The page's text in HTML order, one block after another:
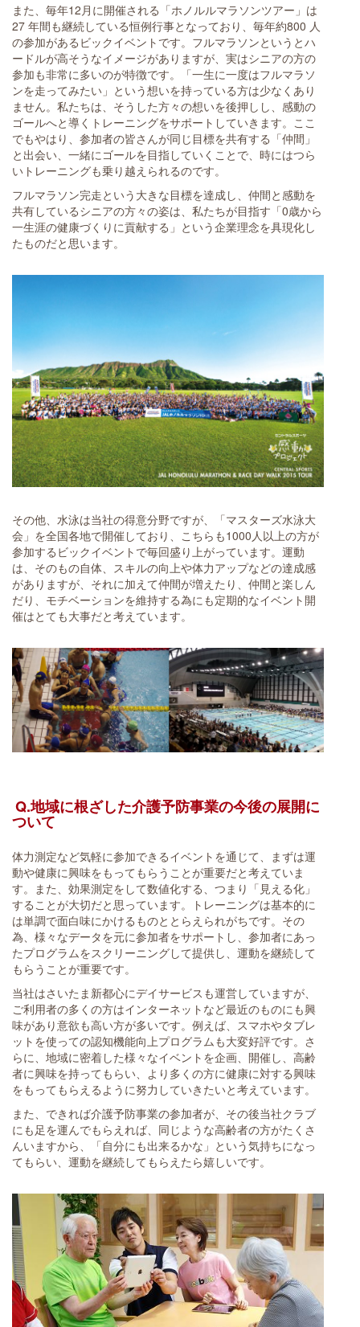
また、毎年12月に開催される「ホノルルマラソンツアー」は
27 年間も継続している恒例行事となっており、毎年約800 人
の参加があるビックイベントです。フルマラソンというとハ
ードルが高そうなイメージがありますが、実はシニアの方の
参加も非常に多いのが特徴です。「一生に一度はフルマラソ
ンを走ってみたい」という想いを持っている方は少なくあり
ません。私たちは、そうした方々の想いを後押しし、感動の
ゴールへと導くトレーニングをサポートしていきます。ここ
でもやはり、参加者の皆さんが同じ目標を共有する「仲間」
と出会い、一緒にゴールを目指していくことで、時にはつら
いトレーニングも乗り越えられるのです。
フルマラソン完走という大きな目標を達成し、仲間と感動を
共有しているシニアの方々の姿は、私たちが目指す「0歳から
一生涯の健康づくりに貢献する」という企業理念を具現化し
たものだと思います。
その他、水泳は当社の得意分野ですが、「マスターズ水泳大
会」を全国各地で開催しており、こちらも1000人以上の方が
参加するビックイベントで毎回盛り上がっています。運動
は、そのもの自体、スキルの向上や体力アップなどの達成感
がありますが、それに加えて仲間が増えたり、仲間と楽しん
だり、モチベーションを維持する為にも定期的なイベント開
催はとても大事だと考えています。
Q.地域に根ざした介護予防事業の今後の展開に
ついて
体力測定など気軽に参加できるイベントを通じて、まずは運
動や健康に興味をもってもらうことが重要だと考えていま
す。また、効果測定をして数値化する、つまり「見える化」
することが大切だと思っています。トレーニングは基本的に
は単調で面白味にかけるものととらえられがちです。その
為、様々なデータを元に参加者をサポートし、参加者にあっ
たプログラムをスクリーニングして提供し、運動を継続して
もらうことが重要です。
当社はさいたま新都心にデイサービスも運営していますが、
ご利用者の多くの方はインターネットなど最近のものにも興
味があり意欲も高い方が多いです。例えば、スマホやタブレ
ットを使っての認知機能向上プログラムも大変好評です。さ
らに、地域に密着した様々なイベントを企画、開催し、高齢
者に興味を持ってもらい、より多くの方に健康に対する興味
をもってもらえるように努力していきたいと考えています。
また、できれば介護予防事業の参加者が、その後当社クラブ
にも足を運んでもらえれば、同じような高齢者の方がたくさ
んいますから、「自分にも出来るかな」という気持ちになっ
てもらい、運動を継続してもらえたら嬉しいです。